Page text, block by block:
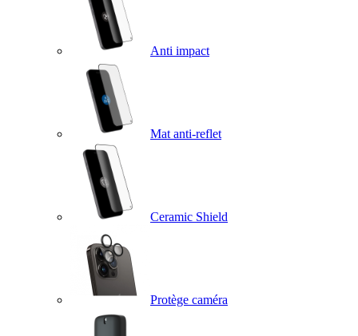
Anti impact
Mat anti-reflet
Ceramic Shield
Protège caméra